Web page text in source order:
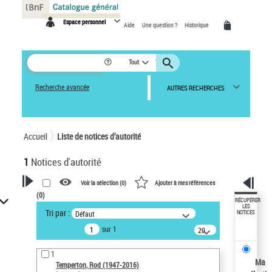
Espace personnel Aide Une question ? Historique
Tout
Recherche avancée AUTRES RECHERCHES
Accueil Liste de notices d’autorité
1 Notices d'autorité
VOTRE RECHERCHE
Recherche avancée dans les
notices d’autorité
Œuvres liées à l'auteur :
Temperton, Rod (1947-2016)
Voir la sélection (0) Ajouter à mes références
(0)
Tri par : Défaut
sur 1
20
résultats/page
1
Temperton, Rod (1947-2016)
RÉCUPÉRER
LES
NOTICES
Ma
Panneau de gestion des cookies